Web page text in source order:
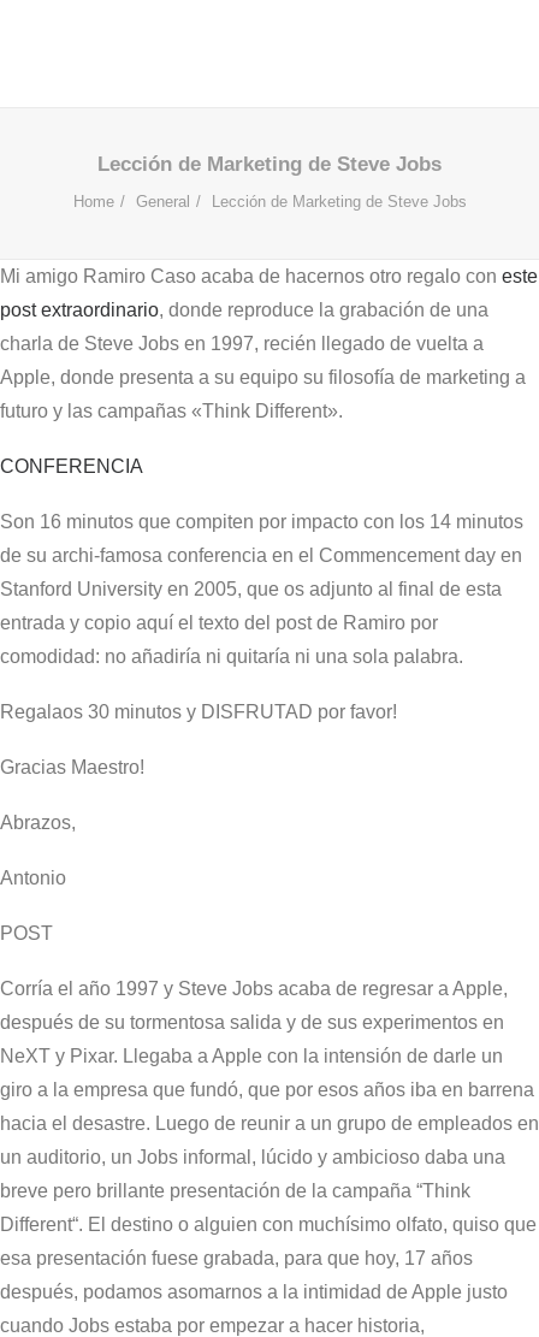
Lección de Marketing de Steve Jobs
Home General Lección de Marketing de Steve Jobs
Mi amigo Ramiro Caso acaba de hacernos otro regalo con este
post extraordinario, donde reproduce la grabación de una
charla de Steve Jobs en 1997, recién llegado de vuelta a
Apple, donde presenta a su equipo su filosofía de marketing a
futuro y las campañas «Think Different».
CONFERENCIA
Son 16 minutos que compiten por impacto con los 14 minutos
de su archi-famosa conferencia en el Commencement day en
Stanford University en 2005, que os adjunto al final de esta
entrada y copio aquí el texto del post de Ramiro por
comodidad: no añadiría ni quitaría ni una sola palabra.
Regalaos 30 minutos y DISFRUTAD por favor!
Gracias Maestro!
Abrazos,
Antonio
POST
Corría el año 1997 y Steve Jobs acaba de regresar a Apple,
después de su tormentosa salida y de sus experimentos en
NeXT y Pixar. Llegaba a Apple con la intensión de darle un
giro a la empresa que fundó, que por esos años iba en barrena
hacia el desastre. Luego de reunir a un grupo de empleados en
un auditorio, un Jobs informal, lúcido y ambicioso daba una
breve pero brillante presentación de la campaña “Think
Different“. El destino o alguien con muchísimo olfato, quiso que
esa presentación fuese grabada, para que hoy, 17 años
después, podamos asomarnos a la intimidad de Apple justo
cuando Jobs estaba por empezar a hacer historia,